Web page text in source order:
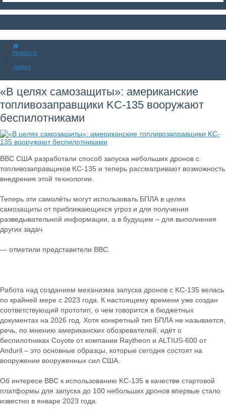
Новости
Армия
«В целях самозащиты»: американские
топливозаправщики KC-135 вооружают
беспилотниками
ВВС США разработали способ запуска небольших дронов с
топливозаправщиков KC-135 и теперь рассматривают возможность
внедрения этой технологии.
Теперь эти самолёты могут использовать БПЛА в целях
самозащиты от приближающихся угроз и для получения
разведывательной информации, а в будущем – для выполнения
других задач
— отметили представители ВВС.
Работа над созданием механизма запуска дронов с KC-135 велась
по крайней мере с 2023 года. К настоящему времени уже создан
соответствующий прототип, о чем говорится в бюджетных
документах на 2026 год. Хотя конкретный тип БПЛА не называется,
речь, по мнению американских обозревателей, идёт о
беспилотниках Coyote от компании Raytheon и ALTIUS-600 от
Anduril – это основные образцы, которые сегодня состоят на
вооружении вооруженных сил США.
Об интересе ВВС к использованию KC-135 в качестве стартовой
платформы для запуска до 100 небольших дронов впервые стало
известно в январе 2023 года.